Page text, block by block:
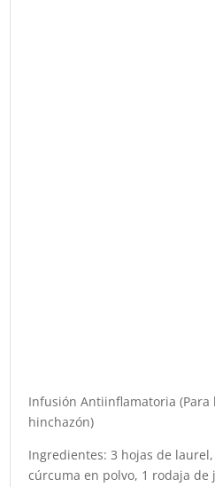
Infusión Antiinflamatoria (Para
hinchazón)
Ingredientes: 3 hojas de
cúrcuma en polvo, 1 rodaja de